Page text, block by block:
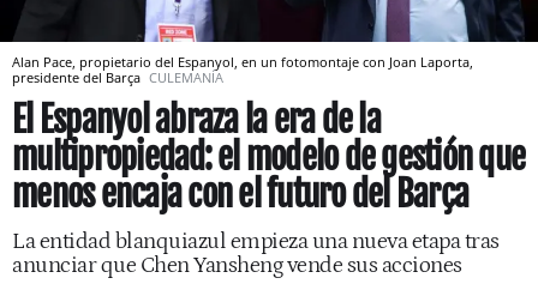
Alan Pace, propietario del Espanyol, en un fotomontaje con Joan Laporta,
presidente del Barça CULEMANÍA
El Espanyol abraza la era de la
multipropiedad: el modelo de gestión que
menos encaja con el futuro del Barça
La entidad blanquiazul empieza una nueva etapa tras
anunciar que Chen Yansheng vende sus acciones